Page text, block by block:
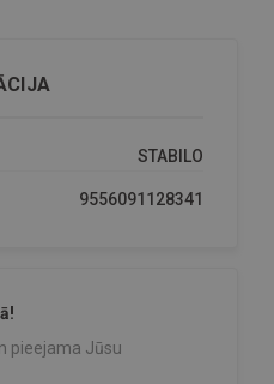
STABILO
9556091128341
pieejama Jūsu